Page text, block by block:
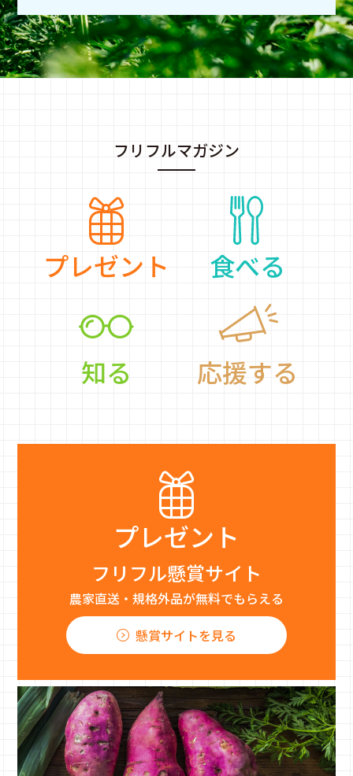
フリフルマガジン
プレゼント 食べる
知る 応援する
プレゼント
フリフル懸賞サイト
農家直送・規格外品が無料でもらえる
懸賞サイトを見る